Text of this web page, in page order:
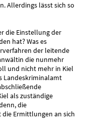
Allerdings lässt sich so
die Einstellung der
hat? Was es
der leitende
die nunmehr
und nicht mehr in Kiel
Landeskriminalamt
als zuständige
die
Ermittlungen an sich